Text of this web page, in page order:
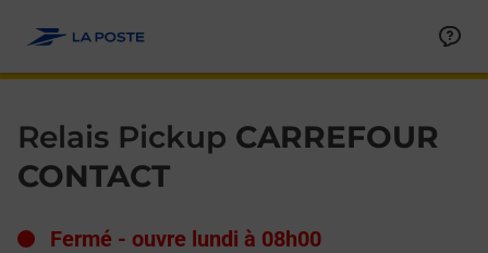
Relais Pickup CARREFOUR
CONTACT
Fermé - ouvre lundi à 08h00